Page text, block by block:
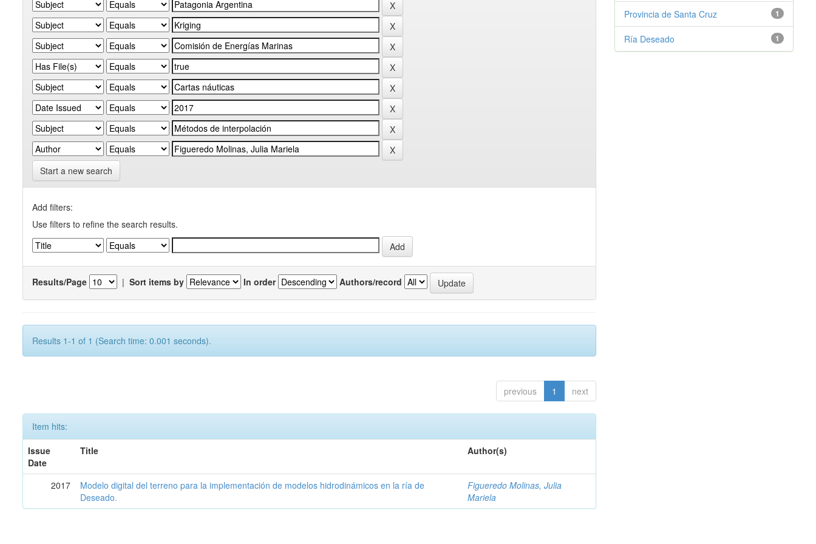
Start a new search
Add filters:
Use filters to refine the search results.
Results/Page | Sort items by In order Authors/record
Results 1-1 of 1 (Search time: 0.001 seconds).
previous 1 next
Item hits:
Issue
Date
Title Author(s)
2017
Modelo digital del terreno para la implementación de modelos hidrodinámicos en la ría de
Deseado.
Figueredo Molinas, Julia
Mariela
1
Provincia de Santa Cruz
1
Ría Deseado